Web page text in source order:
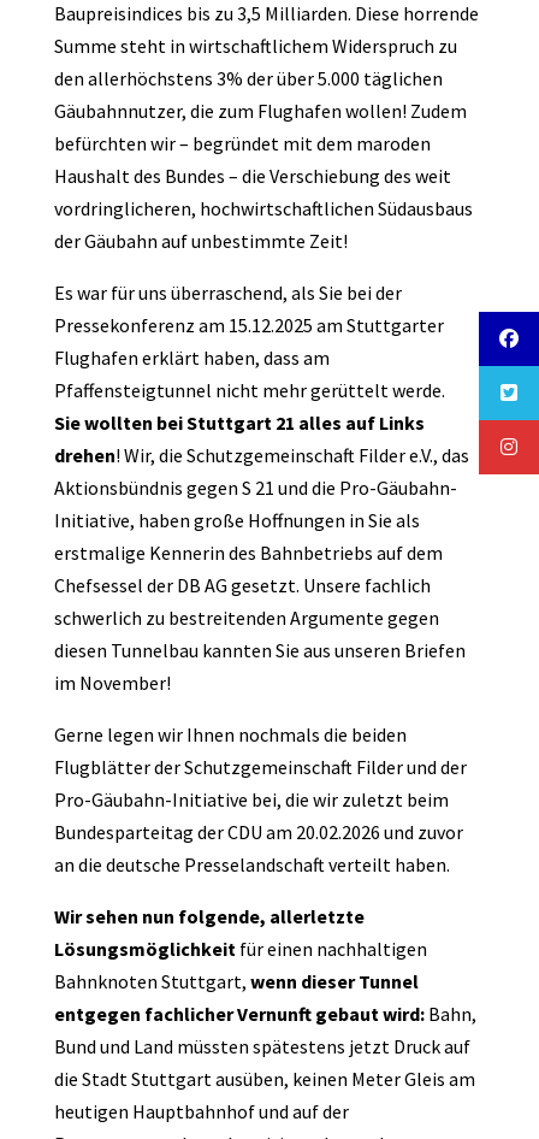
Baupreisindices bis zu 3,5 Milliarden. Diese horrende
Summe steht in wirtschaftlichem Widerspruch zu
den allerhöchstens 3% der über 5.000 täglichen
Gäubahnnutzer, die zum Flughafen wollen! Zudem
befürchten wir – begründet mit dem maroden
Haushalt des Bundes – die Verschiebung des weit
vordringlicheren, hochwirtschaftlichen Südausbaus
der Gäubahn auf unbestimmte Zeit!
Es war für uns überraschend, als Sie bei der
Pressekonferenz am 15.12.2025 am Stuttgarter
Flughafen erklärt haben, dass am
Pfaffensteigtunnel nicht mehr gerüttelt werde.
Sie wollten bei Stuttgart 21 alles auf Links
drehen! Wir, die Schutzgemeinschaft Filder e.V., das
Aktionsbündnis gegen S 21 und die Pro-Gäubahn-
Initiative, haben große Hoffnungen in Sie als
erstmalige Kennerin des Bahnbetriebs auf dem
Chefsessel der DB AG gesetzt. Unsere fachlich
schwerlich zu bestreitenden Argumente gegen
diesen Tunnelbau kannten Sie aus unseren Briefen
im November!
Gerne legen wir Ihnen nochmals die beiden
Flugblätter der Schutzgemeinschaft Filder und der
Pro-Gäu­bahn-Initiative bei, die wir zuletzt beim
Bundesparteitag der CDU am 20.02.2026 und zuvor
an die deutsche Presselandschaft verteilt haben.
Wir sehen nun folgende, allerletzte
Lösungsmöglichkeitfür einen nachhaltigen
Bahnknoten Stuttgart, wenn dieser Tunnel
entgegen fachlicher Vernunft gebaut wird: Bahn,
Bund und Land müssten spätestens jetzt Druck auf
die Stadt Stuttgart ausüben, keinen Meter Gleis am
heutigen Hauptbahnhof und auf der